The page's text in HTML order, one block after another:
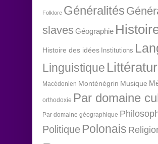
Folklore Généralités
slaves Géographie
Histoire des idées Institutions
Linguistique
Macédonien Monténégrin Musique
orthodoxie Par domaine
Par domaine géographique
Politique Polonais